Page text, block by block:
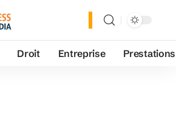
Droit Entreprise Prestations